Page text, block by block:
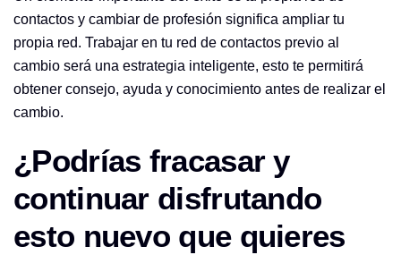
contactos y cambiar de profesión significa ampliar tu
propia red. Trabajar en tu red de contactos previo al
cambio será una estrategia inteligente, esto te permitirá
obtener consejo, ayuda y conocimiento antes de realizar el
cambio.
¿Podrías fracasar y
continuar disfrutando
esto nuevo que quieres